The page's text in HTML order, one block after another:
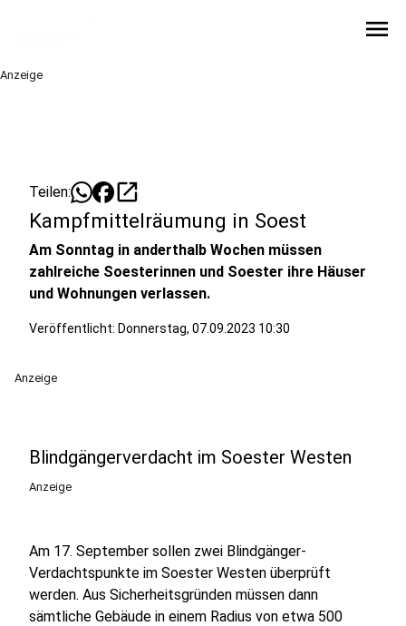
menu
Anzeige
Teilen: open_in_new
Kampfmittelräumung in Soest
Am Sonntag in anderthalb Wochen müssen
zahlreiche Soesterinnen und Soester ihre Häuser
und Wohnungen verlassen.
Veröffentlicht: Donnerstag, 07.09.2023 10:30
Anzeige
Blindgängerverdacht im Soester Westen
Anzeige
Am 17. September sollen zwei Blindgänger-
Verdachtspunkte im Soester Westen überprüft
werden. Aus Sicherheitsgründen müssen dann
sämtliche Gebäude in einem Radius von etwa 500